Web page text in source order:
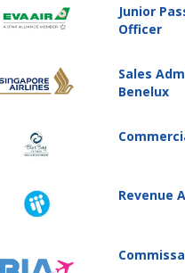
Junior
Officer
Sales
Benelux
Revenue